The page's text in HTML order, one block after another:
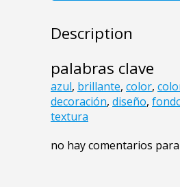
Description
palabras clave
azul, brillante, color,
decoración, diseño,
textura
no hay comentarios